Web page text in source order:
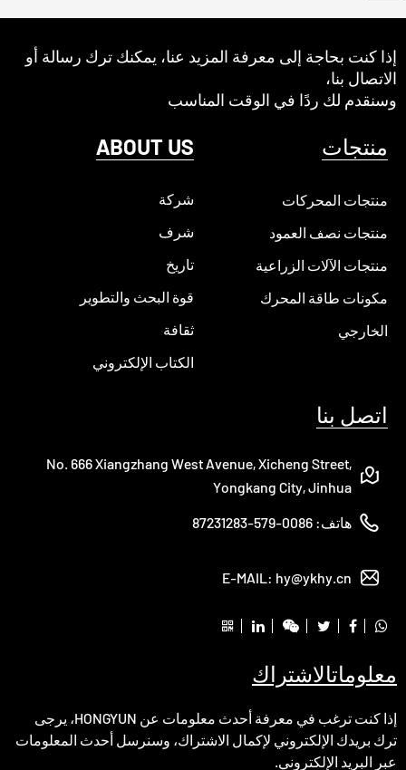
إذا كنت بحاجة إلى معرفة المزيد عنا، يمكنك ترك رسالة أو
الاتصال بنا،
وسنقدم لك ردًا في الوقت المناسب
منتجات
منتجات المحركات
منتجات نصف العمود
منتجات الآلات الزراعية
مكونات طاقة المحرك
الخارجي
ABOUT US
شركة
شرف
تاريخ
قوة البحث والتطوير
ثقافة
الكتاب الإلكتروني
اتصل بنا
No. 666 Xiangzhang West Avenue, Xicheng Street,
Yongkang City, Jinhua
هاتف: 0086-579-87231283
E-MAIL: hy@ykhy.cn
معلوماتالاشتراك
إذا كنت ترغب في معرفة أحدث معلومات عن HONGYUN، يرجى
ترك بريدك الإلكتروني لإكمال الاشتراك، وسنرسل أحدث المعلومات
عبر البريد الإلكتروني.